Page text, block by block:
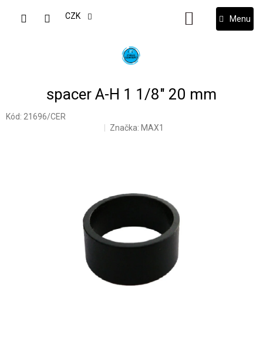
CZK
NÁKUPNÍ
KOŠÍK
spacer A-H 1 1/8" 20 mm
Kód: 21696/CER
Značka: MAX1